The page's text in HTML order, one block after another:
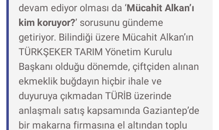
devam ediyor olması da ‘Mücahit Alkan’ı
kim koruyor?’ sorusunu gündeme
getiriyor. Bilindiği üzere Mücahit Alkan’ın
TÜRKŞEKER TARIM Yönetim Kurulu
Başkanı olduğu dönemde, çiftçiden alınan
ekmeklik buğdayın hiçbir ihale ve
duyuruya çıkmadan TÜRİB üzerinde
anlaşmalı satış kapsamında Gaziantep’de
bir makarna firmasına el altından toplu